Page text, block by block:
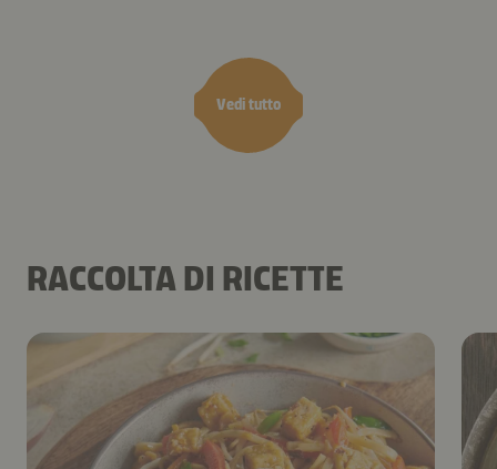
Vedi tutto
RACCOLTA DI RICETTE